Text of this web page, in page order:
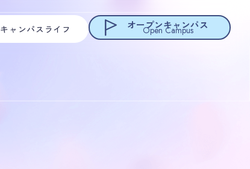
キャンパスライフ オープンキャンパス
Open Campus